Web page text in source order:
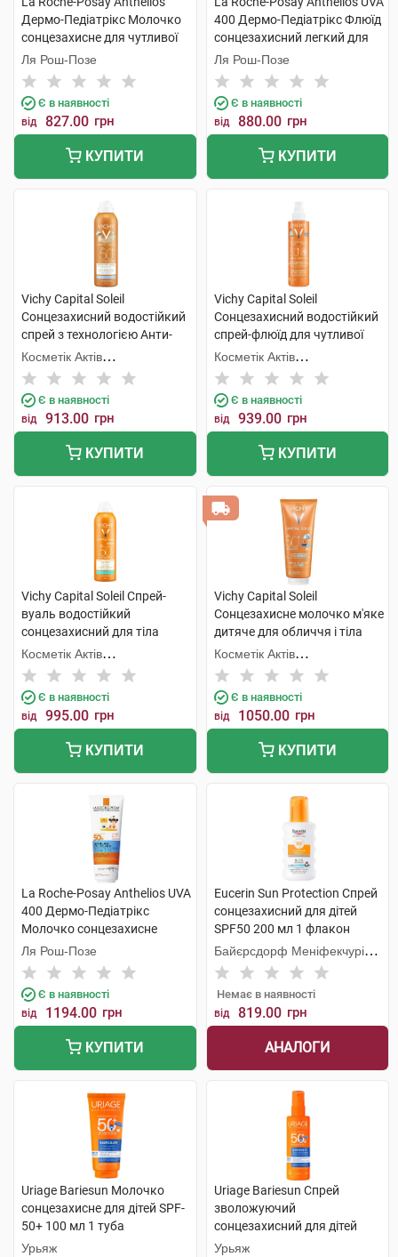
Дермо-Педіатрікс Молочко
сонцезахисне для чутливої
шкіри немовлят SPF50+ 50
мл 1 туба
Ля Рош-Позе
Є в наявності
від 827.00 грн
КУПИТИ
400 Дермо-Педіатрікс Флюїд
сонцезахисний легкий для
чутливої шкіри дітей SPF50+
50 мл 1 флакон
Ля Рош-Позе
Є в наявності
від 880.00 грн
КУПИТИ
Vichy Capital Soleil
Сонцезахисний водостійкий
спрей з технологією Анти-
пісок для чутливої шкіри
дітей SPF50+ 200 мл 1
флакон
Косметік Актів
Інтернаціональ
Є в наявності
від 913.00 грн
КУПИТИ
Vichy Capital Soleil
Сонцезахисний водостійкий
спрей-флюїд для чутливої
шкіри дітей SPF50+ 200 мл 1
флакон
Косметік Актів
Інтернаціональ
Є в наявності
від 939.00 грн
КУПИТИ
Vichy Capital Soleil Спрей-
вуаль водостійкий
сонцезахисний для тіла
SPF50 200 мл 1 флакон
Косметік Актів
Інтернаціональ
Є в наявності
від 995.00 грн
КУПИТИ
Vichy Capital Soleil
Сонцезахисне молочко м'яке
дитяче для обличчя і тіла
SPF50 300 мл 1 туба
Косметік Актів
Інтернаціональ
Є в наявності
від 1050.00 грн
КУПИТИ
La Roche-Posay Anthelios UVA
400 Дермо-Педіатрікс
Молочко сонцезахисне
водостійке зволожувальне
SPF50+ 250 мл 1 туба
Ля Рош-Позе
Є в наявності
від 1194.00 грн
КУПИТИ
Eucerin Sun Protection Спрей
сонцезахисний для дітей
SPF50 200 мл 1 флакон
Байєрсдорф Меніфекчурінг
Познань
Немає в наявності
від 819.00 грн
АНАЛОГИ
Uriage Bariesun Молочко
сонцезахисне для дітей SPF-
50+ 100 мл 1 туба
Урьяж
Uriage Bariesun Спрей
зволожуючий
сонцезахисний для дітей
SPF50+ 200 мл 1 флакон
Урьяж